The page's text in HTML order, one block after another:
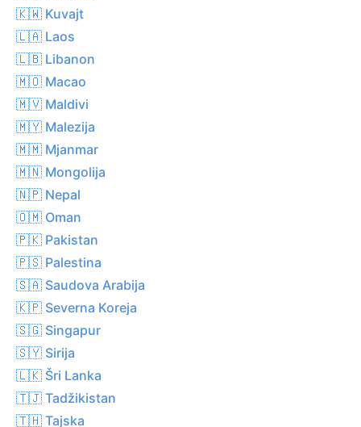
🇰🇼 Kuvajt
🇱🇦 Laos
🇱🇧 Libanon
🇲🇴 Macao
🇲🇻 Maldivi
🇲🇾 Malezija
🇲🇲 Mjanmar
🇲🇳 Mongolija
🇳🇵 Nepal
🇴🇲 Oman
🇵🇰 Pakistan
🇵🇸 Palestina
🇸🇦 Saudova Arabija
🇰🇵 Severna Koreja
🇸🇬 Singapur
🇸🇾 Sirija
🇱🇰 Šri Lanka
🇹🇯 Tadžikistan
🇹🇭 Tajska